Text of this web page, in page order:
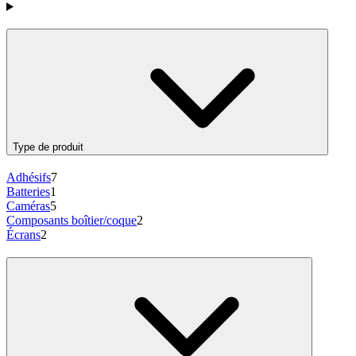
Produits
Type de produit
Adhésifs7
Batteries1
Caméras5
Composants boîtier/coque2
Écrans2